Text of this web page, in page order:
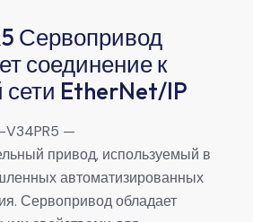
Сервопривод
соединение к
сети EtherNet/IP
V34PR5 —
привод, используемый в
автоматизированных
Сервопривод обладает